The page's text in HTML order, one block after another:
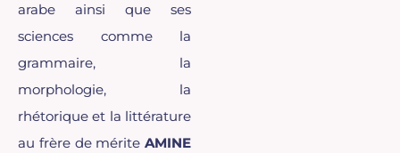
arabe ainsi que ses
sciences comme la
grammaire, la
morphologie, la
rhétorique et la littérature
au frère de mérite AMINE